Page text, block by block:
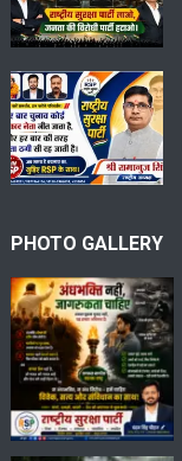
PHOTO GALLERY